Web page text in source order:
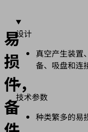
易
损
件，
备
设计
真空产生装置
备、吸盘和连
技术参数
种类繁多的易